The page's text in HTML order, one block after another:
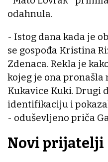
odahnula.
- Istog dana kada je
se gospođa Kristina
Zdenaca. Rekla je
kojeg je ona
Kukavice Kuki. Drugi
identifikaciju i
- oduševljeno priča
Novi prijatelji